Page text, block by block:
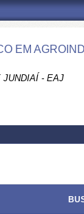
EM
JUNDIAÍ - EAJ